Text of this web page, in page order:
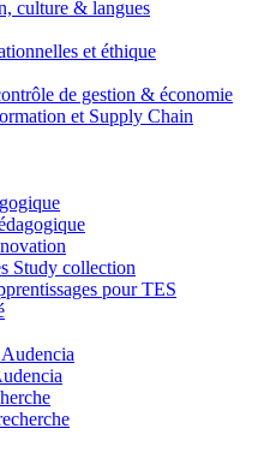
culture & langues
et éthique
de gestion & économie
et Supply Chain
Study collection
pour TES